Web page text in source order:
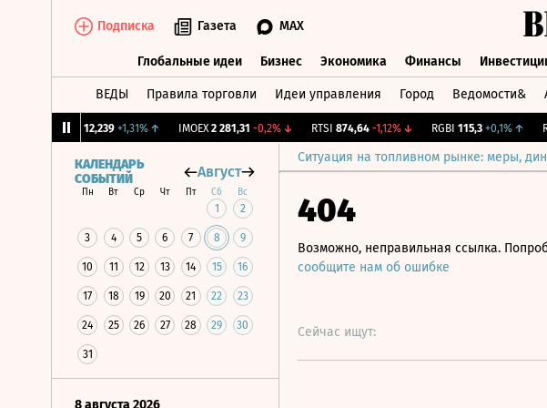
Подписка Газета MAX
Глобальные идеи Бизнес Экономика Финансы
ВЕДЫ Правила торговли Идеи управления Город Ведомости&
12,239 +1,31%↑ IMOEX 2 281,31 -0,2%↓ RTSI 874,64 -1,12%↓ RGBI 115,3 +0,1%↑
Ситуация на топливном рынке: меры,
КАЛЕНДАРЬ
СОБЫТИЙ
Август
Пн Вт Ср Чт Пт Сб Вс
1 2
3 4 5 6 7 8 9
10 11 12 13 14 15 16
17 18 19 20 21 22 23
24 25 26 27 28 29 30
31
8 августа 2026
404
Возможно, неправильная ссылка.
сообщите нам об ошибке
Сейчас ищут: